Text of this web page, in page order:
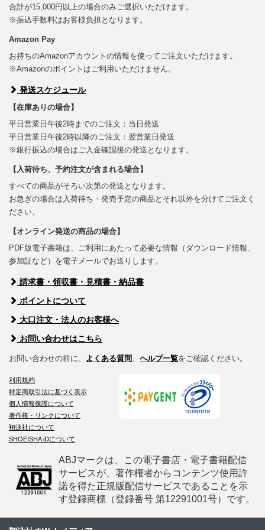
合計が15,000円以上の場合のみご選択いただけます。
※振込手数料はお客様負担となります。
Amazon Pay
お持ちのAmazonアカウントの情報を使ってご注文いただけます。
※Amazonのポイントはご利用いただけません。
発送スケジュール
【在庫ありの場合】
平日営業日午後2時までのご注文：当日発送
平日営業日午後2時以降のご注文：翌営業日発送
※銀行振込の場合はご入金確認後の発送となります。
【入荷待ち、予約注文が含まれる場合】
すべての商品がそろい次第の発送となります。
お急ぎの場合は入荷待ち・発売予定の商品とそれ以外を分けてご注文く
ださい。
【オンライン発送の商品の場合】
PDF版電子書籍は、ご利用にあたって必要な情報（ダウンロード情報、
参加証など）を電子メールでお送りします。
請求書・領収書・見積書・納品書
ポイントについて
大口注文・法人のお客様へ
お問い合わせはこちら
お問い合わせの前に、 よくある質問、 ヘルプ一覧をご確認ください。
利用規約
特定商取引法に基づく表示
個人情報保護について
著作権・リンクについて
翔泳社について
SHOEISHA iDについて
ABJマークは、この電子書店・電子書籍配信
サービスが、著作権者からコンテンツ使用許
諾を得た正規版配信サービスであることを示
す登録商標（登録番号 第12291001号）です。